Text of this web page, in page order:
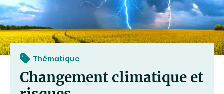
Thématique
Changement climatique et